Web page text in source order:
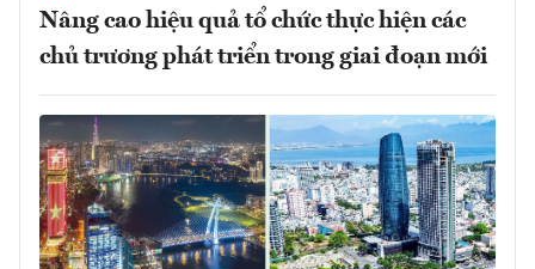
Nâng cao hiệu quả tổ chức thực hiện các
chủ trương phát triển trong giai đoạn mới